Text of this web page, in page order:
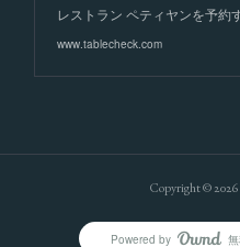
レストラン ペティヤンを予約
www.tablecheck.com
Copyright ©2026
Powered by